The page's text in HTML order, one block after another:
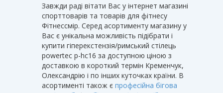
Завжди раді вітати Вас у інтернет магазині
спорттоварів та товарів для фітнесу
Фітнессмір. Серед асортименту магазину у
Вас є унікальна можливість підібрати і
купити гіперекстензія/римський стілець
powertec p-hc16 за доступною ціною з
доставкою в короткий термін Кременчук,
Олександрію і по інших куточках країни. В
асортименті також є професійна бігова